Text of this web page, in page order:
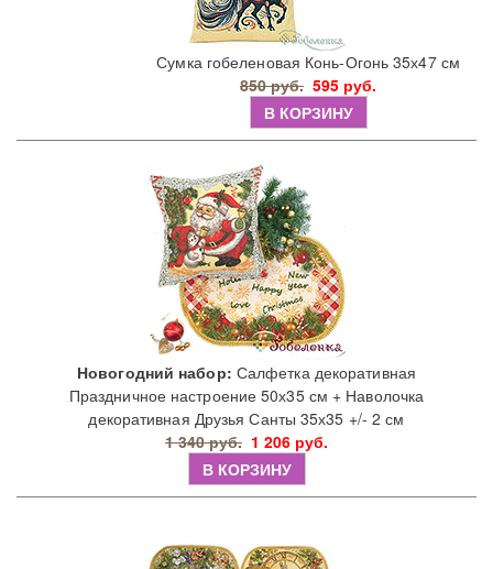
Сумка гобеленовая Конь-Огонь 35х47 см
850 руб. 595 руб.
В КОРЗИНУ
Новогодний набор: Салфетка декоративная
Праздничное настроение 50х35 см + Наволочка
декоративная Друзья Санты 35х35 +/- 2 см
1 340 руб. 1 206 руб.
В КОРЗИНУ